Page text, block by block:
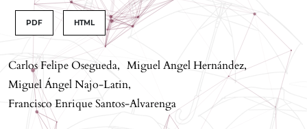
PDF HTML
Carlos Felipe Osegueda, Miguel Angel Hernández,
Miguel Ángel Najo-Latin,
Francisco Enrique Santos-Alvarenga